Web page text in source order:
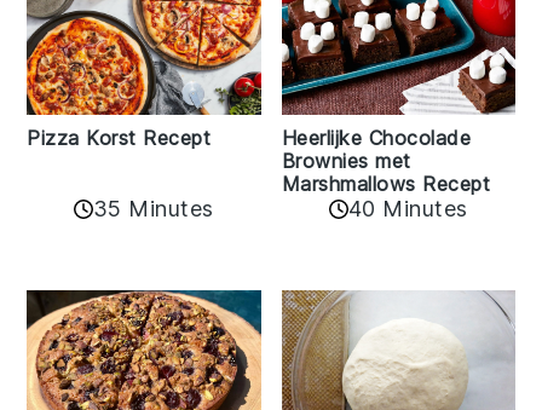
Pizza Korst Recept
35 Minutes
Heerlijke Chocolade
Brownies met
Marshmallows Recept
40 Minutes